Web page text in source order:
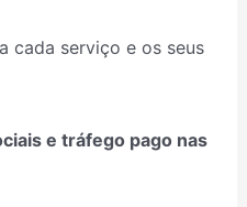
cada serviço e os seus
e tráfego pago nas